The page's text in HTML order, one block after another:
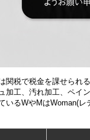
税で税金を課せられ
加工、汚れ加工、ペイ
るWやMはWoman(レ